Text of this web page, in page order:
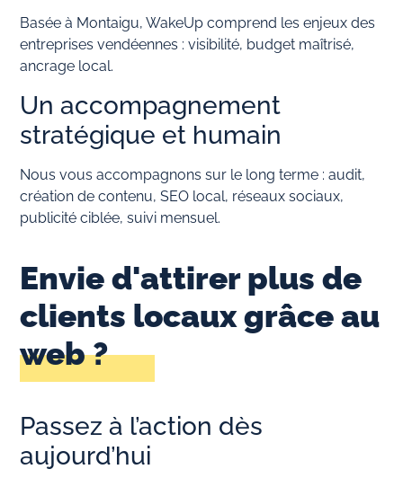
Basée à Montaigu, WakeUp comprend les enjeux des
entreprises vendéennes : visibilité, budget maîtrisé,
ancrage local.
Un accompagnement
stratégique et humain
Nous vous accompagnons sur le long terme : audit,
création de contenu, SEO local, réseaux sociaux,
publicité ciblée, suivi mensuel.
Envie d'attirer plus de
clients locaux grâce au
web ?
Passez à l’action dès
aujourd’hui